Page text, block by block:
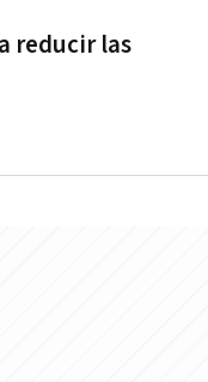
reducir las